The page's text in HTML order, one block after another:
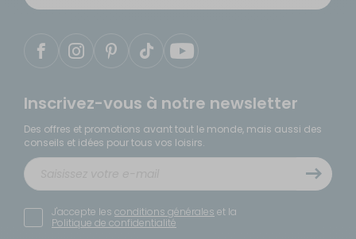
Inscrivez-vous à notre newsletter
Des offres et promotions avant tout le monde, mais aussi des
conseils et idées pour tous vos loisirs.
J'accepte les conditions générales et la
Politique de confidentialité